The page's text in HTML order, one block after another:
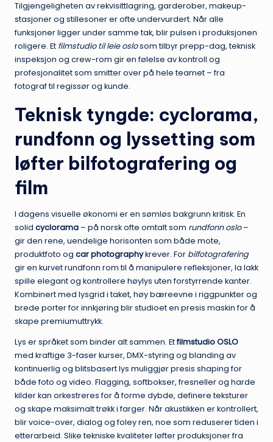
Tilgjengeligheten av rekvisittlagring, garderober, makeup-
stasjoner og stillesoner er ofte undervurdert. Når alle
funksjoner ligger under samme tak, blir pulsen i produksjonen
roligere. Et filmstudio til leie oslosom tilbyr prepp-dag, teknisk
inspeksjon og crew-rom gir en følelse av kontroll og
profesjonalitet som smitter over på hele teamet – fra
fotograf til regissør og kunde.
Teknisk tyngde: cyclorama,
rundfonn og lyssetting som
løfter bilfotografering og
film
I dagens visuelle økonomi er en sømløs bakgrunn kritisk. En
solid cyclorama – på norsk ofte omtalt som rundfonn oslo–
gir den rene, uendelige horisonten som både mote,
produktfoto og car photographykrever. For bilfotografering
gir en kurvet rundfonn rom til å manipulere refleksjoner, la lakk
spille elegant og kontrollere høylys uten forstyrrende kanter.
Kombinert med lysgrid i taket, høy bæreevne i riggpunkter og
brede porter for innkjøring blir studioet en presis maskin for å
skape premiumuttrykk.
Lys er språket som binder alt sammen. Etfilmstudio OSLO
med kraftige 3-faser kurser, DMX-styring og blanding av
kontinuerlig og blitsbasert lys muliggjør presis shaping for
både foto og video. Flagging, softbokser, fresneller og harde
kilder kan orkestreres for å forme dybde, definere teksturer
og skape maksimalt trøkk i farger. Når akustikken er kontrollert,
blir voice-over, dialog og foley ren, noe som reduserer tiden i
etterarbeid. Slike tekniske kvaliteter løfter produksjoner fra